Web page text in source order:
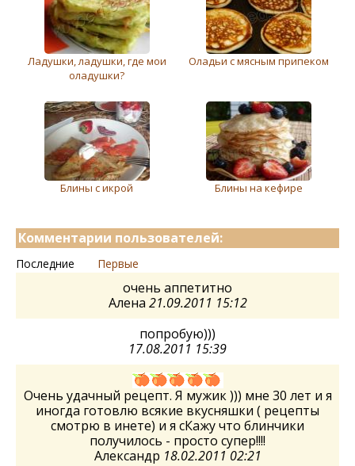
Ладушки, ладушки, где мои
оладушки?
Оладьи с мясным припеком
Блины с икрой Блины на кефире
Комментарии пользователей:
Последние Первые
очень аппетитно
Алена 21.09.2011 15:12
попробую)))
17.08.2011 15:39
Очень удачный рецепт. Я мужик ))) мне 30 лет и я
иногда готовлю всякие вкусняшки ( рецепты
смотрю в инете) и я сКажу что блинчики
получилось - просто супер!!!!
Александр 18.02.2011 02:21